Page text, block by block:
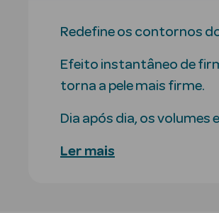
Redefine os contornos
Efeito instantâneo de
torna a pele mais firme.
Dia após dia, os
Ler mais